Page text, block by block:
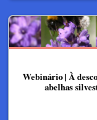
Webinário | À
abelhas